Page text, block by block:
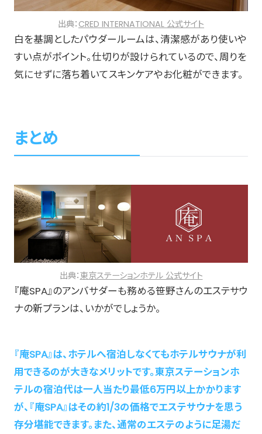
出典： CRED INTERNATIONAL 公式サイト
白を基調としたパウダールームは、清潔感があり使いや
すい点がポイント。仕切りが設けられているので、周りを
気にせずに落ち着いてスキンケアやお化粧ができます。
まとめ
出典：東京ステーションホテル 公式サイト
『庵SPA』のアンバサダーも務める笹野さんのエステサウ
ナの新プランは、いかがでしょうか。
『庵SPA』は、ホテルへ宿泊しなくてもホテルサウナが利
用できるのが大きなメリットです。東京ステーションホ
テルの宿泊代は一人当たり最低6万円以上かかります
が、『庵SPA』はその約1/3の価格でエステサウナを思う
存分堪能できます。また、通常のエステのように足湯だ